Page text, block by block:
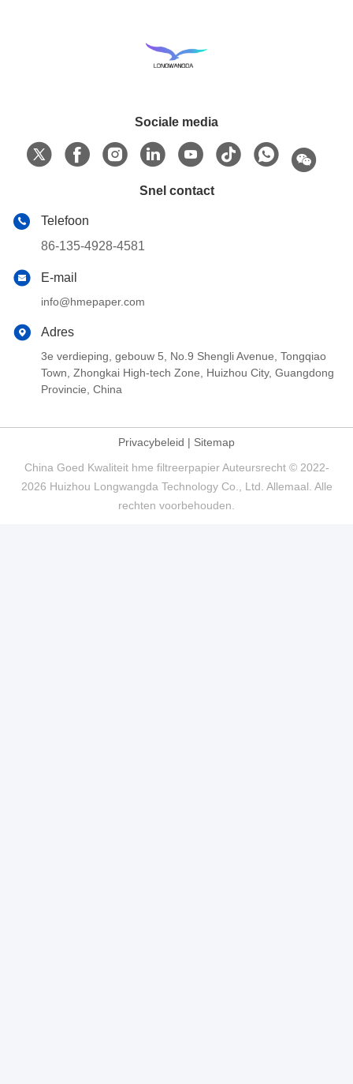
Sociale media
Snel contact
Telefoon
86-135-4928-4581
E-mail
info@hmepaper.com
Adres
3e verdieping, gebouw 5, No.9 Shengli Avenue, Tongqiao
Town, Zhongkai High-tech Zone, Huizhou City, Guangdong
Provincie, China
Privacybeleid | Sitemap
China Goed Kwaliteit hme filtreerpapier Auteursrecht © 2022-
2026 Huizhou Longwangda Technology Co., Ltd. Allemaal. Alle
rechten voorbehouden.